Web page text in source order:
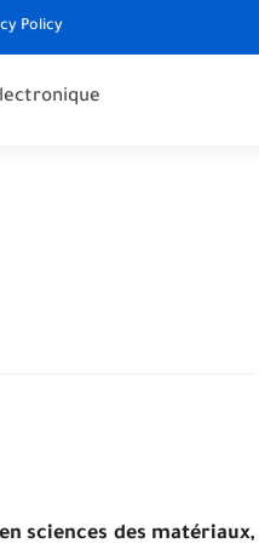
Policy
sciences des matériaux,